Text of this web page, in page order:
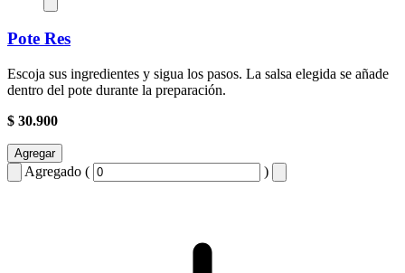
Pote Res
Escoja sus ingredientes y sigua los pasos. La salsa elegida se añade
dentro del pote durante la preparación.
$ 30.900
Agregar
Agregado ( )